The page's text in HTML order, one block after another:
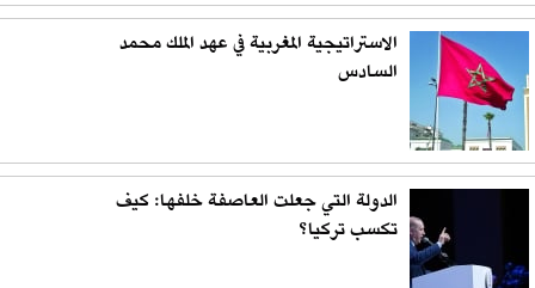
الاستراتيجية المغربية في عهد الملك محمد
السادس
الدولة التي جعلت العاصفة خلفها: كيف
تكسب تركيا؟